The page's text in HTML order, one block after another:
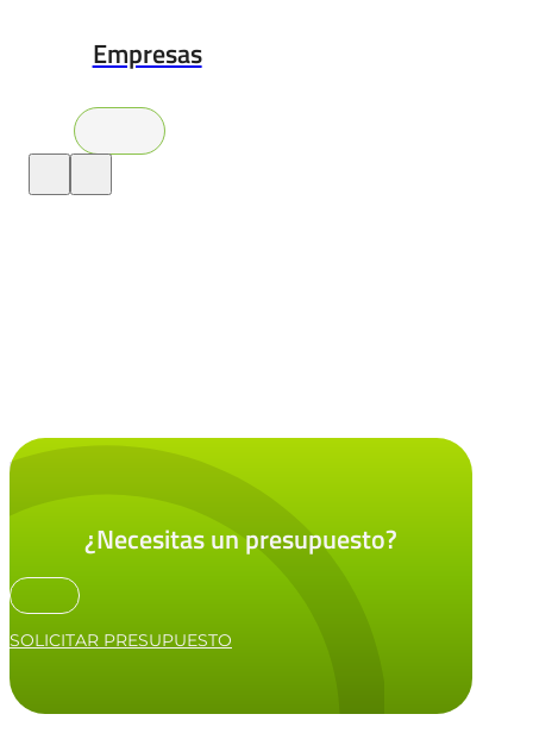
Empresas
¿Necesitas un presupuesto?
SOLICITAR PRESUPUESTO